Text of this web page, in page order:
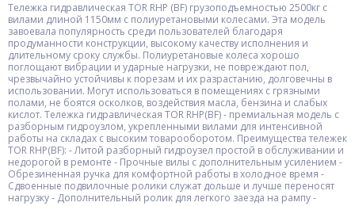
Тележка гидравлическая TOR RHP (BF) грузоподъемностью 2500кг с
вилами длиной 1150мм с полиуретановыми колесами. Эта модель
завоевала популярность среди пользователей благодаря
продуманности конструкции, высокому качеству исполнения и
длительному сроку службы. Полиуретановые колеса хорошо
поглощают вибрации и ударные нагрузки, не повреждают пол,
чрезвычайно устойчивы к порезам и их разрастанию, долговечны в
использовании. Могут использоваться в помещениях с грязными
полами, не боятся осколков, воздействия масла, бензина и слабых
кислот. Тележка гидравлическая TOR RHP(BF) - премиальная модель с
разборным гидроузлом, укрепленными вилами для интенсивной
работы на складах с высоким товарооборотом. Преимущества тележек
TOR RHP(BF): - Литой разборный гидроузел простой в обслуживании и
недорогой в ремонте - Прочные вилы с дополнительным усилением -
Обрезиненная ручка для комфортной работы в холодное время -
Сдвоенные подвилочные ролики служат дольше и лучше переносят
нагрузку - Дополнительный ролик для легкого заезда на рампу -